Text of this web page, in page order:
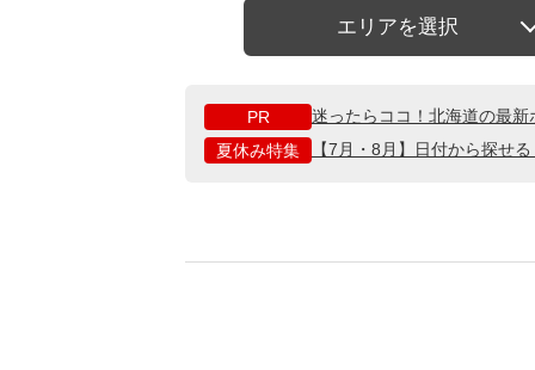
エリアを選択
PR
迷ったらココ！北海道の最
夏休み特集
【7月・8月】日付から探せ